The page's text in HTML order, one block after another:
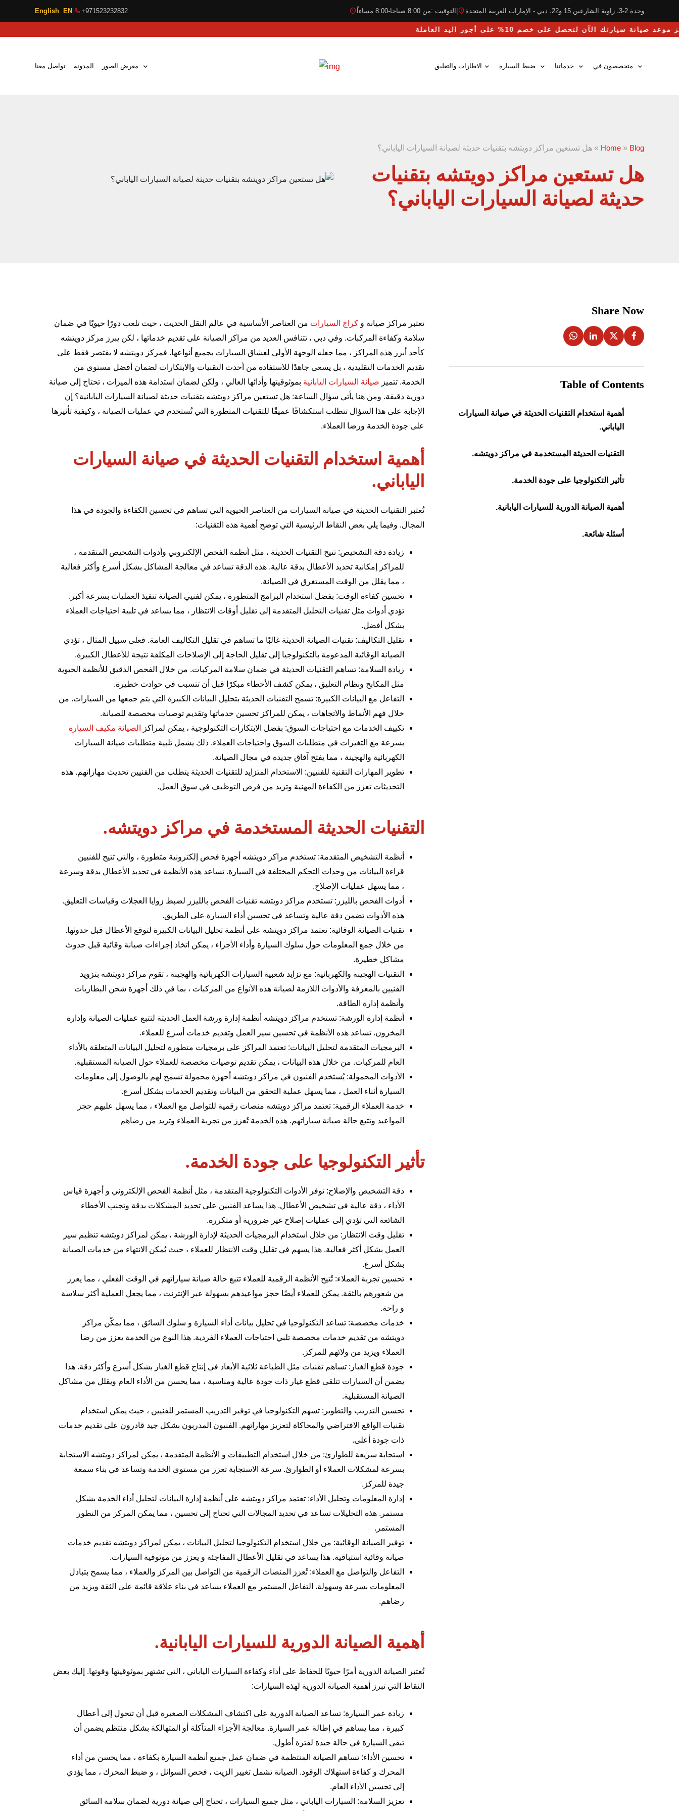
وحدة 2-3، زاوية الشارعين 15 و22، دبي - الإمارات العربية المتحدة التوقيت :من 8:00 صباحا-8:00 مساءاً +971523232832
English EN
احجز موعد صيانة سيارتك الآن لتحصل على خصم 10% على أجور اليد العاملة
تواصل معنا المدونة الاطارات والتعليق
Home » Blog
» هل تستعين مراكز دويتشه بتقنيات حديثة لصيانة السيارات الياباني؟
هل تستعين مراكز دويتشه بتقنيات
حديثة لصيانة السيارات الياباني؟
Share Now
Table of Contents
أهمية استخدام التقنيات الحديثة في صيانة السيارات
الياباني.
التقنيات الحديثة المستخدمة في مراكز دويتشه.
تأثير التكنولوجيا على جودة الخدمة.
أهمية الصيانة الدورية للسيارات اليابانية.
أسئلة شائعة.
تعتبر مراكز صيانة و كراج السيارات من العناصر الأساسية في عالم النقل الحديث ، حيث تلعب دورًا حيويًا في ضمان
سلامة وكفاءة المركبات. وفي دبي ، تتنافس العديد من مراكز الصيانة على تقديم خدماتها ، لكن يبرز مركز دويتشه
كأحد أبرز هذه المراكز ، مما جعله الوجهة الأولى لعشاق السيارات بجميع أنواعها. فمركز دويتشه لا يقتصر فقط على
تقديم الخدمات التقليدية ، بل يسعى جاهدًا للاستفادة من أحدث التقنيات والابتكارات لضمان أفضل مستوى من
الخدمة. تتميز صيانة السيارات اليابانية بموثوقيتها وأدائها العالي ، ولكن لضمان استدامة هذه الميزات ، تحتاج إلى صيانة
دورية دقيقة. ومن هنا يأتي سؤال الساعة: هل تستعين مراكز دويتشه بتقنيات حديثة لصيانة السيارات اليابانية؟ إن
الإجابة على هذا السؤال تتطلب استكشافًا عميقًا للتقنيات المتطورة التي تُستخدم في عمليات الصيانة ، وكيفية تأثيرها
على جودة الخدمة ورضا العملاء.
أهمية استخدام التقنيات الحديثة في صيانة السيارات
الياباني.
تُعتبر التقنيات الحديثة في صيانة السيارات من العناصر الحيوية التي تساهم في تحسين الكفاءة والجودة في هذا
المجال. وفيما يلي بعض النقاط الرئيسية التي توضح أهمية هذه التقنيات:
زيادة دقة التشخيص: تتيح التقنيات الحديثة ، مثل أنظمة الفحص الإلكتروني وأدوات التشخيص المتقدمة ،
للمراكز إمكانية تحديد الأعطال بدقة عالية. هذه الدقة تساعد في معالجة المشاكل بشكل أسرع وأكثر فعالية
، مما يقلل من الوقت المستغرق في الصيانة.
تحسين كفاءة الوقت: بفضل استخدام البرامج المتطورة ، يمكن لفنيي الصيانة تنفيذ العمليات بسرعة أكبر.
تؤدي أدوات مثل تقنيات التحليل المتقدمة إلى تقليل أوقات الانتظار ، مما يساعد في تلبية احتياجات العملاء
بشكل أفضل.
تقليل التكاليف: تقنيات الصيانة الحديثة غالبًا ما تساهم في تقليل التكاليف العامة. فعلى سبيل المثال ، تؤدي
الصيانة الوقائية المدعومة بالتكنولوجيا إلى تقليل الحاجة إلى الإصلاحات المكلفة نتيجة للأعطال الكبيرة.
زيادة السلامة: تساهم التقنيات الحديثة في ضمان سلامة المركبات. من خلال الفحص الدقيق للأنظمة الحيوية
مثل المكابح ونظام التعليق ، يمكن كشف الأخطاء مبكرًا قبل أن تتسبب في حوادث خطيرة.
التفاعل مع البيانات الكبيرة: تسمح التقنيات الحديثة بتحليل البيانات الكبيرة التي يتم جمعها من السيارات. من
خلال فهم الأنماط والاتجاهات ، يمكن للمراكز تحسين خدماتها وتقديم توصيات مخصصة للصيانة.
تكييف الخدمات مع احتياجات السوق: بفضل الابتكارات التكنولوجية ، يمكن لمراكز
الصيانة مكيف السيارة
بسرعة مع التغيرات في متطلبات السوق واحتياجات العملاء. ذلك يشمل تلبية متطلبات صيانة السيارات
الكهربائية والهجينة ، مما يفتح آفاق جديدة في مجال الصيانة.
تطوير المهارات التقنية للفنيين: الاستخدام المتزايد للتقنيات الحديثة يتطلب من الفنيين تحديث مهاراتهم. هذه
التحديثات تعزز من الكفاءة المهنية وتزيد من فرص التوظيف في سوق العمل.
التقنيات الحديثة المستخدمة في مراكز دويتشه.
أنظمة التشخيص المتقدمة: تستخدم مراكز دويتشه أجهزة فحص إلكترونية متطورة ، والتي تتيح للفنيين
قراءة البيانات من وحدات التحكم المختلفة في السيارة. تساعد هذه الأنظمة في تحديد الأعطال بدقة وسرعة
، مما يسهل عمليات الإصلاح.
أدوات الفحص بالليزر: تستخدم مراكز دويتشه تقنيات الفحص بالليزر لضبط زوايا العجلات وقياسات التعليق.
هذه الأدوات تضمن دقة عالية وتساعد في تحسين أداء السيارة على الطريق.
تقنيات الصيانة الوقائية: تعتمد مراكز دويتشه على أنظمة تحليل البيانات الكبيرة لتوقع الأعطال قبل حدوثها.
من خلال جمع المعلومات حول سلوك السيارة وأداء الأجزاء ، يمكن اتخاذ إجراءات صيانة وقائية قبل حدوث
مشاكل خطيرة.
التقنيات الهجينة والكهربائية: مع تزايد شعبية السيارات الكهربائية والهجينة ، تقوم مراكز دويتشه بتزويد
الفنيين بالمعرفة والأدوات اللازمة لصيانة هذه الأنواع من المركبات ، بما في ذلك أجهزة شحن البطاريات
وأنظمة إدارة الطاقة.
أنظمة إدارة الورشة: تستخدم مراكز دويتشه أنظمة إدارة ورشة العمل الحديثة لتتبع عمليات الصيانة وإدارة
المخزون. تساعد هذه الأنظمة في تحسين سير العمل وتقديم خدمات أسرع للعملاء.
البرمجيات المتقدمة لتحليل البيانات: تعتمد المراكز على برمجيات متطورة لتحليل البيانات المتعلقة بالأداء
العام للمركبات. من خلال هذه البيانات ، يمكن تقديم توصيات مخصصة للعملاء حول الصيانة المستقبلية.
الأدوات المحمولة: يُستخدم الفنيون في مراكز دويتشه أجهزة محمولة تسمح لهم بالوصول إلى معلومات
السيارة أثناء العمل ، مما يسهل عملية التحقق من البيانات وتقديم الخدمات بشكل أسرع.
خدمة العملاء الرقمية: تعتمد مراكز دويتشه منصات رقمية للتواصل مع العملاء ، مما يسهل عليهم حجز
المواعيد وتتبع حالة صيانة سياراتهم. هذه الخدمة تُعزز من تجربة العملاء وتزيد من رضاهم
تأثير التكنولوجيا على جودة الخدمة.
دقة التشخيص والإصلاح: توفر الأدوات التكنولوجية المتقدمة ، مثل أنظمة الفحص الإلكتروني و أجهزة قياس
الأداء ، دقة عالية في تشخيص الأعطال. هذا يساعد الفنيين على تحديد المشكلات بدقة وتجنب الأخطاء
الشائعة التي تؤدي إلى عمليات إصلاح غير ضرورية أو متكررة.
تقليل وقت الانتظار: من خلال استخدام البرمجيات الحديثة لإدارة الورشة ، يمكن لمراكز دويتشه تنظيم سير
العمل بشكل أكثر فعالية. هذا يسهم في تقليل وقت الانتظار للعملاء ، حيث يُمكن الانتهاء من خدمات الصيانة
بشكل أسرع.
تحسين تجربة العملاء: تُتيح الأنظمة الرقمية للعملاء تتبع حالة صيانة سياراتهم في الوقت الفعلي ، مما يعزز
من شعورهم بالثقة. يمكن للعملاء أيضًا حجز مواعيدهم بسهولة عبر الإنترنت ، مما يجعل العملية أكثر سلاسة
و راحة.
خدمات مخصصة: تساعد التكنولوجيا في تحليل بيانات أداء السيارة و سلوك السائق ، مما يمكّن مراكز
دويتشه من تقديم خدمات مخصصة تلبي احتياجات العملاء الفردية. هذا النوع من الخدمة يعزز من رضا
العملاء ويزيد من ولائهم للمركز.
جودة قطع الغيار: تساهم تقنيات مثل الطباعة ثلاثية الأبعاد في إنتاج قطع الغيار بشكل أسرع وأكثر دقة. هذا
يضمن أن السيارات تتلقى قطع غيار ذات جودة عالية ومناسبة ، مما يحسن من الأداء العام ويقلل من مشاكل
الصيانة المستقبلية.
تحسين التدريب والتطوير: تسهم التكنولوجيا في توفير التدريب المستمر للفنيين ، حيث يمكن استخدام
تقنيات الواقع الافتراضي والمحاكاة لتعزيز مهاراتهم. الفنيون المدربون بشكل جيد قادرون على تقديم خدمات
ذات جودة أعلى.
استجابة سريعة للطوارئ: من خلال استخدام التطبيقات و الأنظمة المتقدمة ، يمكن لمراكز دويتشه الاستجابة
بسرعة لمشكلات العملاء أو الطوارئ. سرعة الاستجابة تعزز من مستوى الخدمة وتساعد في بناء سمعة
جيدة للمركز.
إدارة المعلومات وتحليل الأداء: تعتمد مراكز دويتشه على أنظمة إدارة البيانات لتحليل أداء الخدمة بشكل
مستمر. هذه التحليلات تساعد في تحديد المجالات التي تحتاج إلى تحسين ، مما يمكن المركز من التطور
المستمر.
توفير الصيانة الوقائية: من خلال استخدام التكنولوجيا لتحليل البيانات ، يمكن لمراكز دويتشه تقديم خدمات
صيانة وقائية استباقية. هذا يساعد في تقليل الأعطال المفاجئة و يعزز من موثوقية السيارات.
التفاعل والتواصل مع العملاء: تُعزز المنصات الرقمية من التواصل بين المركز والعملاء ، مما يسمح بتبادل
المعلومات بسرعة وسهولة. التفاعل المستمر مع العملاء يساعد في بناء علاقة قائمة على الثقة ويزيد من
رضاهم.
أهمية الصيانة الدورية للسيارات اليابانية.
تُعتبر الصيانة الدورية أمرًا حيويًا للحفاظ على أداء وكفاءة السيارات الياباني ، التي تشتهر بموثوقيتها وقوتها. إليك بعض
النقاط التي تبرز أهمية الصيانة الدورية لهذه السيارات:
زيادة عمر السيارة: تساعد الصيانة الدورية على اكتشاف المشكلات الصغيرة قبل أن تتحول إلى أعطال
كبيرة ، مما يساهم في إطالة عمر السيارة. معالجة الأجزاء المتآكلة أو المتهالكة بشكل منتظم يضمن أن
تبقى السيارة في حالة جيدة لفترة أطول.
تحسين الأداء: تساهم الصيانة المنتظمة في ضمان عمل جميع أنظمة السيارة بكفاءة ، مما يحسن من أداء
المحرك و كفاءة استهلاك الوقود. الصيانة تشمل تغيير الزيت ، فحص السوائل ، و ضبط المحرك ، مما يؤدي
إلى تحسين الأداء العام.
تعزيز السلامة: السيارات الياباني ، مثل جميع السيارات ، تحتاج إلى صيانة دورية لضمان سلامة السائق